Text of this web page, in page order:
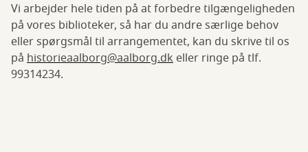
Vi arbejder hele tiden på at forbedre tilgængeligheden
på vores biblioteker, så har du andre særlige behov
eller spørgsmål til arrangementet, kan du skrive til os
på historieaalborg@aalborg.dk eller ringe på tlf.
99314234.